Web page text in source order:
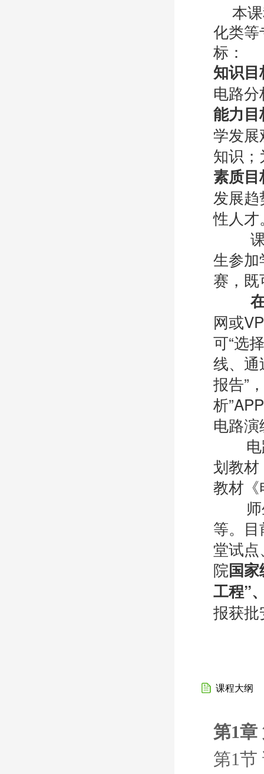
本
化类
标：
知识目
电路
能力目
学发
知识
素质
发展
性人才
课程
生参加
赛，
网或
可“选
线、
报告”
析
电路
电路
划教
教材
师生
等。
堂试
院国
工程”
报获批
课程大纲
第1章
第1节